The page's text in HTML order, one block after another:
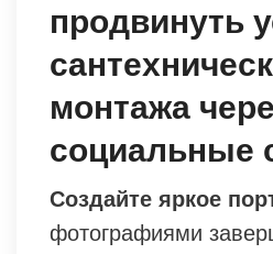
продвинуть
монтажа
социальные
Создайте яркое
фотографиями